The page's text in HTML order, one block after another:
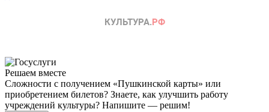
Решаем вместе
Сложности с получением «Пушкинской карты» или
приобретением билетов? Знаете, как улучшить работу
учреждений культуры? Напишите — решим!